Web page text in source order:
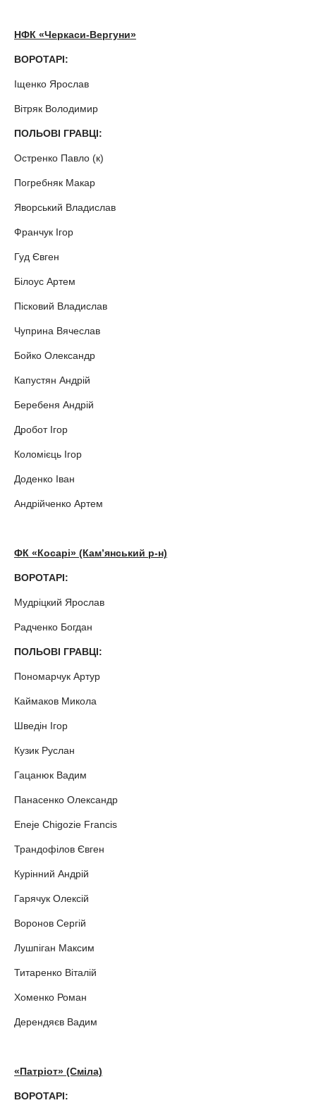
НФК «Черкаси-Вергуни»
ВОРОТАРІ:
Іщенко Ярослав
Вітряк Володимир
ПОЛЬОВІ ГРАВЦІ:
Остренко Павло (к)
Погребняк Макар
Яворський Владислав
Франчук Ігор
Гуд Євген
Білоус Артем
Пісковий Владислав
Чуприна Вячеслав
Бойко Олександр
Капустян Андрій
Беребеня Андрій
Дробот Ігор
Коломієць Ігор
Доденко Іван
Андрійченко Артем
ФК «Косарі» (Кам’янський р-н)
ВОРОТАРІ:
Мудріцкий Ярослав
Радченко Богдан
ПОЛЬОВІ ГРАВЦІ:
Пономарчук Артур
Каймаков Микола
Шведін Ігор
Кузик Руслан
Гацанюк Вадим
Панасенко Олександр
Eneje Chigozie Francis
Трандофілов Євген
Курінний Андрій
Гарячук Олексій
Воронов Сергій
Лушпіган Максим
Титаренко Віталій
Хоменко Роман
Дерендяєв Вадим
«Патріот» (Сміла)
ВОРОТАРІ: